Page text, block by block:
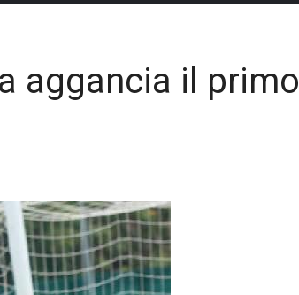
aggancia il primo